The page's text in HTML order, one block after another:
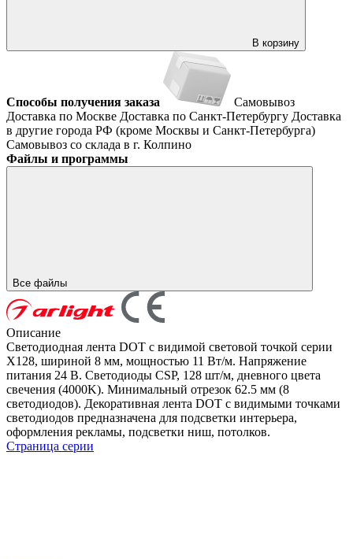
В корзину
Способы получения заказа
Самовывоз
Доставка по Москве Доставка по Санкт-Петербургу Доставка
в другие города РФ (кроме Москвы и Санкт-Петербурга)
Самовывоз со склада в г. Колпино
Файлы и программы
Все файлы
Описание
Светодиодная лента DOT с видимой световой точкой серии
X128, шириной 8 мм, мощностью 11 Вт/м. Напряжение
питания 24 В. Светодиоды CSP, 128 шт/м, дневного цвета
свечения (4000K). Минимальный отрезок 62.5 мм (8
светодиодов). Декоративная лента DOT с видимыми точками
светодиодов предназначена для подсветки интерьера,
оформления рекламы, подсветки ниш, потолков.
Страница серии